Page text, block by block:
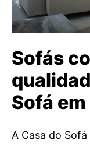
Sofás
Sofá em
A Casa do